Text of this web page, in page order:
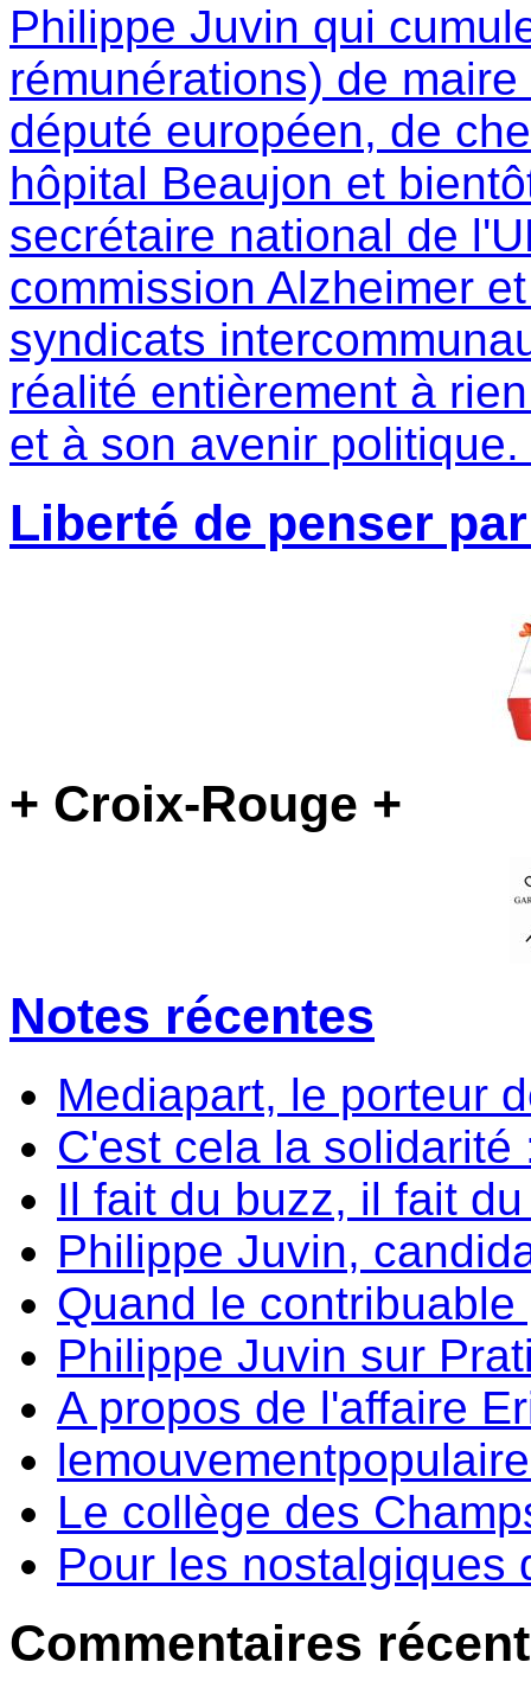
Philippe Juvin qui
rémunérations) de
député européen, de
hôpital Beaujon et
secrétaire national de
commission Alzheimer
syndicats
réalité entièrement à
et à son avenir politique.
Liberté de penser
+ Croix-Rouge +
Notes récentes
Mediapart, le porteur
C'est cela la
Il fait du buzz, il fait
Philippe Juvin,
Quand le
Philippe Juvin sur
A propos de l'affaire
Le collège des
Pour les nostalgiques
Commentaires